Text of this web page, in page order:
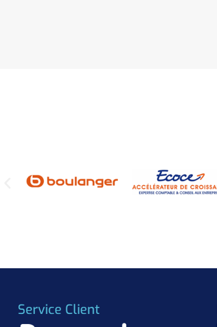
Service Client